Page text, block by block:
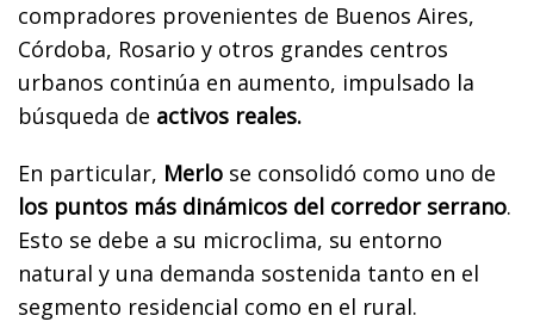
compradores provenientes de Buenos Aires,
Córdoba, Rosario y otros grandes centros
urbanos continúa en aumento, impulsado la
búsqueda de activos reales.
En particular, Merlo se consolidó como uno de
los puntos más dinámicos del corredor serrano.
Esto se debe a su microclima, su entorno
natural y una demanda sostenida tanto en el
segmento residencial como en el rural.